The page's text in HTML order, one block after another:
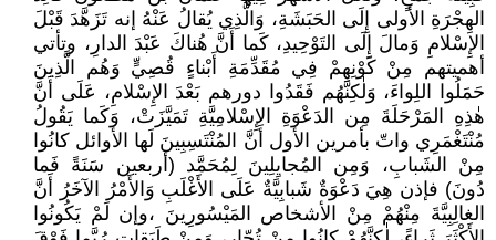
الهِجْرَةِ الأولى إِلَى الحَبَشَةِ، وَالَّذِي يُقالُ عَنْهُ إنه تَزَهَّدَ قَبْلَ
الإِسْلامِ وَمالَ إِلَى التَوْحِيدِ، كَما أَنَّ هُناكَ عَبْدَ الدارِ، وتأتي
أهميتهم مِنْ كَوْنِهِمْ فِي مُقَدِّمَةِ أَبْناءٍ قُصِيٍّ وَهُم الَّذِينَ
حَمَلُوا اللِواءَ، وَلٰكِنَّهُم فَقَدُوا دورهم بَعْدَ الإِسْلامِ، عَلَى أَنَّ
هٰذِهِ المَرْحَلَةَ مِن الدَعْوَةِ الإِسْلامِيَّةِ تَمَيَّزَتْ، وَكَما يَقُولُ
مُنْتَغْمَرِي واتّ بأمرين الأول أَنَّ المُنْتَسِبِينَ لَها الأوائل كانُوا
مِنْ الشَبابِ، وَمِن المُجايِلِينَ لِمُحَمَّد (أربعين سَنَةً فَما
دُونَ) فإذن هِيَ دَعْوَةٌ شَبابِيَّةٌ عَلَى الأَغْلَبِ وَالأَمْرُ الآخَرُ أَنَّ
الغالِبِيَّةَ مِنْهُمْ مِنْ الأشخاص المَيْسُورِينَ ،وإن لَمْ يَكُونُوا